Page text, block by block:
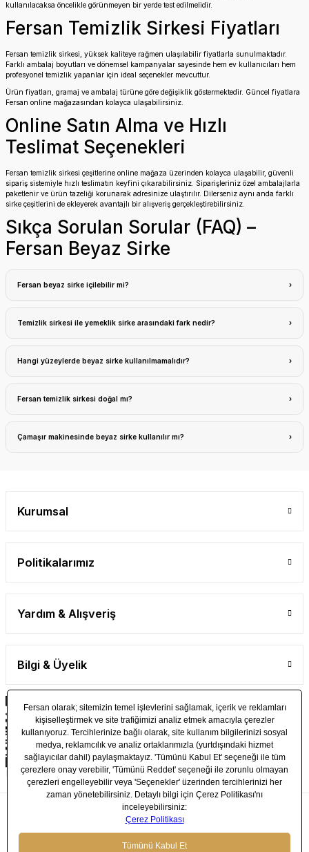
kullanılacaksa öncelikle görünmeyen bir yerde test edilmelidir.
Fersan Temizlik Sirkesi Fiyatları
Fersan temizlik sirkesi, yüksek kaliteye rağmen ulaşılabilir fiyatlarla sunulmaktadır.
Farklı ambalaj boyutları ve dönemsel kampanyalar sayesinde hem ev kullanıcıları hem
profesyonel temizlik yapanlar için ideal seçenekler mevcuttur.
Ürün fiyatları, gramaj ve ambalaj türüne göre değişiklik göstermektedir. Güncel fiyatlara
Fersan online mağazasından kolayca ulaşabilirsiniz.
Online Satın Alma ve Hızlı
Teslimat Seçenekleri
Fersan temizlik sirkesi çeşitlerine online mağaza üzerinden kolayca ulaşabilir, güvenli
sipariş sistemiyle hızlı teslimatın keyfini çıkarabilirsiniz. Siparişleriniz özel ambalajlarla
paketlenir ve ürün tazeliği korunarak adresinize ulaştırılır. Dilerseniz aynı anda farklı
sirke çeşitlerini de ekleyerek avantajlı bir alışveriş gerçekleştirebilirsiniz.
Sıkça Sorulan Sorular (FAQ) –
Fersan Beyaz Sirke
Fersan beyaz sirke içilebilir mi?
Temizlik sirkesi ile yemeklik sirke arasındaki fark nedir?
Hangi yüzeylerde beyaz sirke kullanılmamalıdır?
Fersan temizlik sirkesi doğal mı?
Çamaşır makinesinde beyaz sirke kullanılır mı?
Kurumsal
Politikalarımız
Yardım & Alışveriş
Bilgi & Üyelik